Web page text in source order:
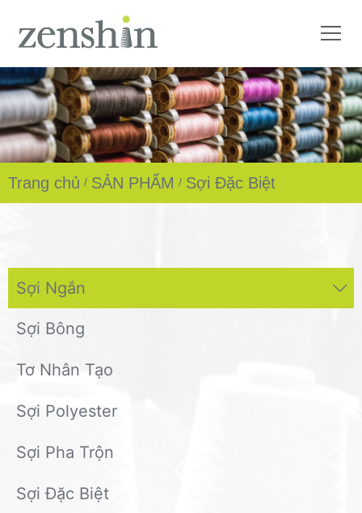
Trang chủ SẢN PHẨM Sợi Đặc Biệt
Sợi Ngắn
Sợi Bông
Tơ Nhân Tạo
Sợi Polyester
Sợi Pha Trộn
Sợi Đặc Biệt